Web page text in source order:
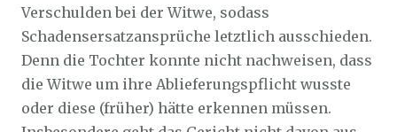
Verschulden bei der Witwe, sodass
Schadensersatzansprüche letztlich ausschieden.
Denn die Tochter konnte nicht nachweisen, dass
die Witwe um ihre Ablieferungspflicht wusste
oder diese (früher) hätte erkennen müssen.